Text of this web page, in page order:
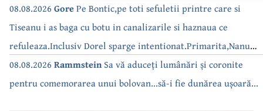
08.08.2026 GorePe Bontic,pe toti sefuletii printre care si
Tiseanu i as baga cu botu in canalizarile si haznaua ce
refuleaza.Inclusiv Dorel sparge intentionat.Primarita,Nanu
bea apa de la robinet.Asta as intreba o si pe Izabel Mitrea
08.08.2026 RammsteinSa vă aduceți lumânări și coronite
pentru comemorarea unui bolovan...să-i fie dunărea ușoară...